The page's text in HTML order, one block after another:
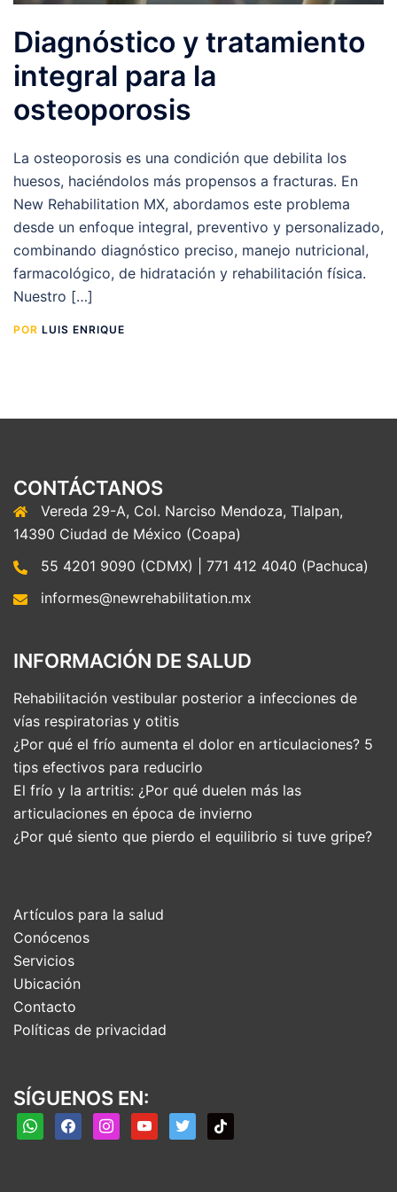
Diagnóstico y tratamiento
integral para la
osteoporosis
La osteoporosis es una condición que debilita los
huesos, haciéndolos más propensos a fracturas. En
New Rehabilitation MX, abordamos este problema
desde un enfoque integral, preventivo y personalizado,
combinando diagnóstico preciso, manejo nutricional,
farmacológico, de hidratación y rehabilitación física.
Nuestro […]
POR LUIS ENRIQUE
CONTÁCTANOS
Vereda 29-A, Col. Narciso Mendoza, Tlalpan,
14390 Ciudad de México (Coapa)
55 4201 9090 (CDMX) | 771 412 4040 (Pachuca)
informes@newrehabilitation.mx
INFORMACIÓN DE SALUD
Rehabilitación vestibular posterior a infecciones de
vías respiratorias y otitis
¿Por qué el frío aumenta el dolor en articulaciones? 5
tips efectivos para reducirlo
El frío y la artritis: ¿Por qué duelen más las
articulaciones en época de invierno
¿Por qué siento que pierdo el equilibrio si tuve gripe?
Artículos para la salud
Conócenos
Servicios
Ubicación
Contacto
Políticas de privacidad
SÍGUENOS EN:
whatsappfacebookinstagramyoutubetwitter tiktok